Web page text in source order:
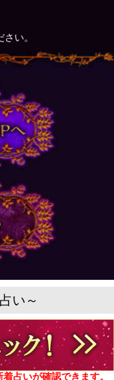
い。